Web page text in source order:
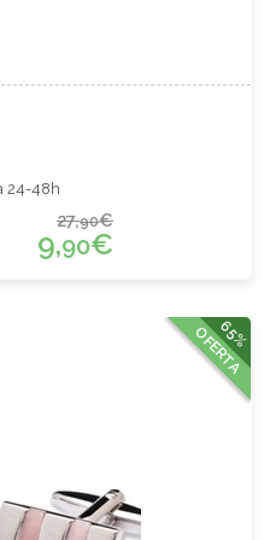
24-48h
27,90€
9,90€
65%
OFERTA